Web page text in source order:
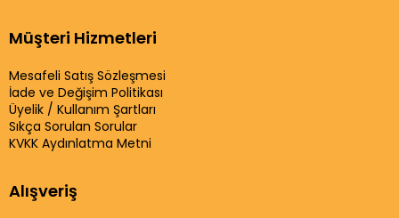
Müşteri Hizmetleri
Mesafeli Satış Sözleşmesi
İade ve Değişim Politikası
Üyelik / Kullanım Şartları
Sıkça Sorulan Sorular
KVKK Aydınlatma Metni
Alışveriş